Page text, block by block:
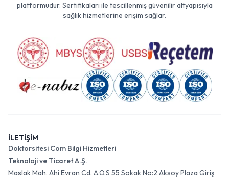
platformudur. Sertifikaları ile tescillenmiş güvenilir altyapısıyla
sağlık hizmetlerine erişim sağlar.
İLETİŞİM
Doktorsitesi Com Bilgi Hizmetleri
Teknoloji ve Ticaret A.Ş.
Maslak Mah. Ahi Evran Cd. A.O.S 55 Sokak No:2 Aksoy Plaza Giriş